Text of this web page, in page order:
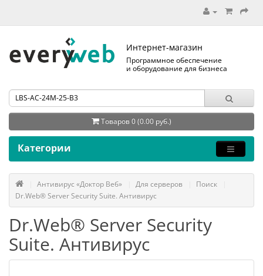
Интернет-магазин
Программное обеспечение
и оборудование для бизнеса
Товаров 0 (0.00 руб.)
Категории
Антивирус «Доктор Веб» Для серверов
Поиск
Dr.Web® Server Security Suite. Антивирус
Dr.Web® Server Security
Suite. Антивирус